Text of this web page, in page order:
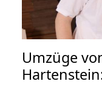
Umzüge